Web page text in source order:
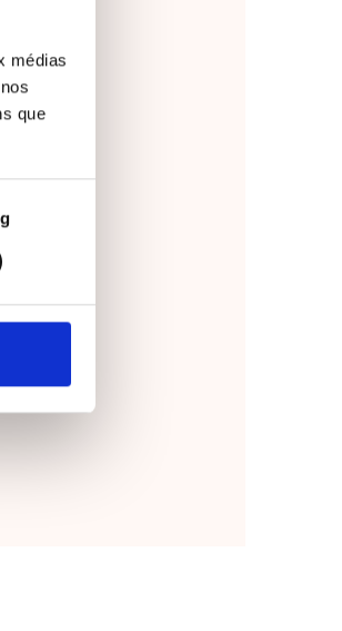
médias
que